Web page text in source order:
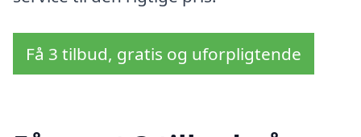
Få 3 tilbud, gratis og uforpligtende